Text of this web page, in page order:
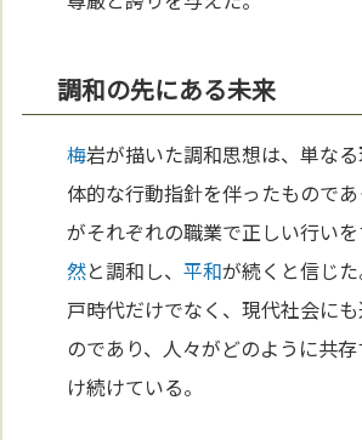
調和の先にある未来
梅岩が描いた調和思想は、単な
体的な行動指針を伴ったもので
がそれぞれの職業で正しい行い
然と調和し、平和が続くと信じ
戸時代だけでなく、現代社会に
のであり、人々がどのように共
け続けている。